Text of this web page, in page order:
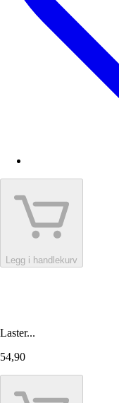
Legg i handlekurv
Laster...
54,90